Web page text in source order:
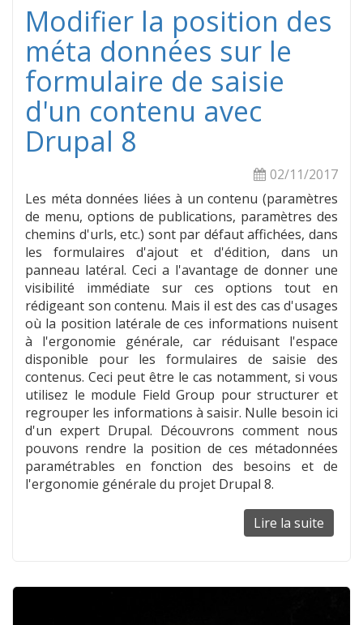
Modifier la position des
méta données sur le
formulaire de saisie
d'un contenu avec
Drupal 8
02/11/2017
Les méta données liées à un contenu (paramètres
de menu, options de publications, paramètres des
chemins d'urls, etc.) sont par défaut affichées, dans
les formulaires d'ajout et d'édition, dans un
panneau latéral. Ceci a l'avantage de donner une
visibilité immédiate sur ces options tout en
rédigeant son contenu. Mais il est des cas d'usages
où la position latérale de ces informations nuisent
à l'ergonomie générale, car réduisant l'espace
disponible pour les formulaires de saisie des
contenus. Ceci peut être le cas notamment, si vous
utilisez le module Field Group pour structurer et
regrouper les informations à saisir. Nulle besoin ici
d'un expert Drupal. Découvrons comment nous
pouvons rendre la position de ces métadonnées
paramétrables en fonction des besoins et de
l'ergonomie générale du projet Drupal 8.
Lire la suite